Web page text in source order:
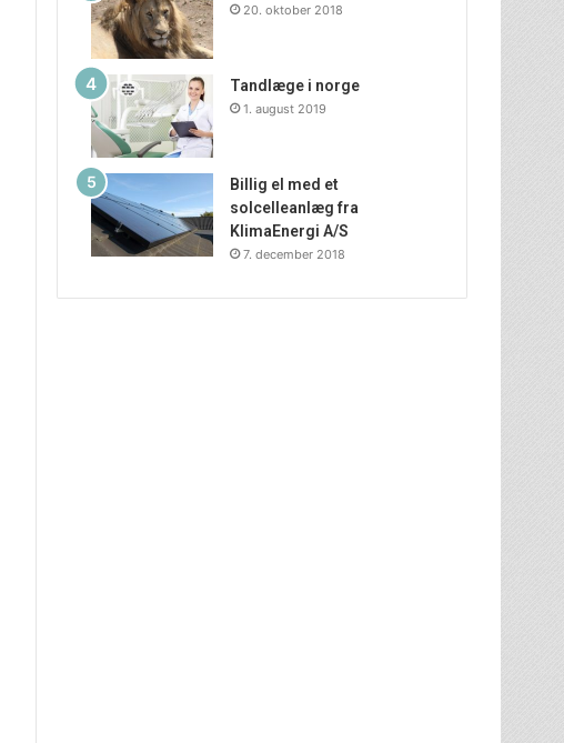
20. oktober 2018
Tandlæge i norge
1. august 2019
Billig el med et
solcelleanlæg fra
KlimaEnergi A/S
7. december 2018